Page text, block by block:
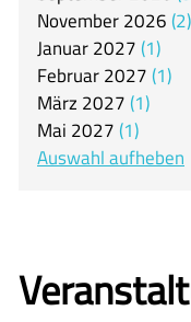
Unsere
Kontakt
🇬🇧
🇪🇸
November2026 2
Januar2027 1
Februar2027 1
März 2027 1
Mai 2027 1
Auswahl aufheben